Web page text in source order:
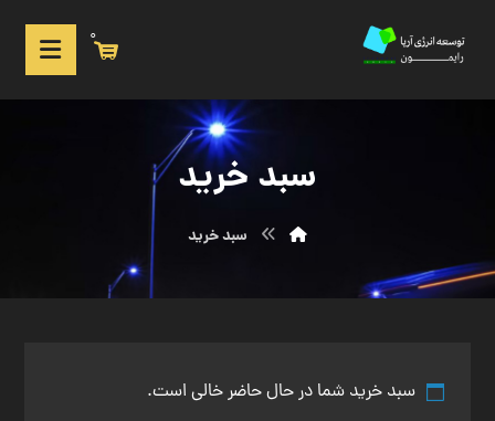
0
سبد خرید
سبد خرید
سبد خرید شما در حال حاضر خالی است.